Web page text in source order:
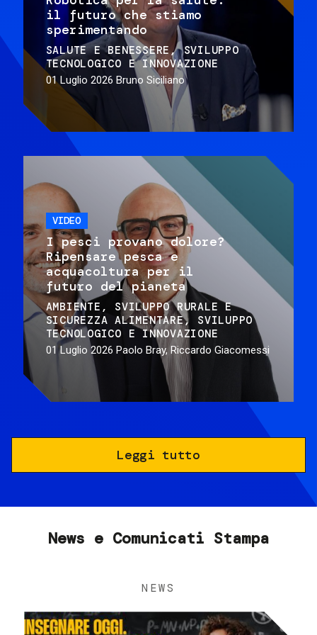
il futuro che stiamo
sperimentando
SALUTE E BENESSERE
SVILUPPO
TECNOLOGICO E INNOVAZIONE
01 Luglio 2026 Bruno Siciliano
VIDEO
I pesci provano dolore?
Ripensare pesca e
acquacoltura per il
futuro del pianeta
AMBIENTE
SVILUPPO RURALE E
SICUREZZA ALIMENTARE
SVILUPPO
TECNOLOGICO E INNOVAZIONE
01 Luglio 2026 Paolo Bray, Riccardo Giacomessi
Leggi tutto
News e Comunicati Stampa
NEWS